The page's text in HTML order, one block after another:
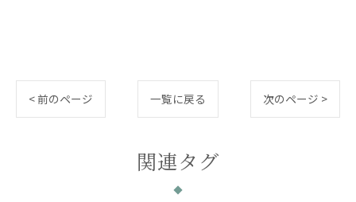
< 前のページ 一覧に戻る 次のページ >
関連タグ